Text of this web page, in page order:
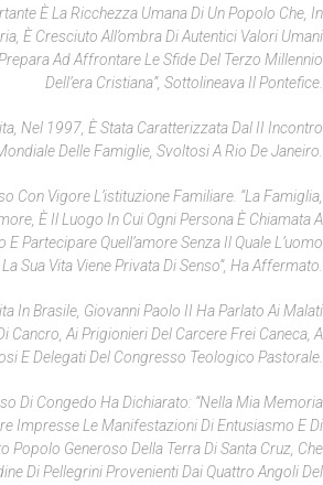
È La Ricchezza Umana Di Un Popolo Che, In
È Cresciuto All’ombra Di Autentici Valori Umani
Ad Affrontare Le Sfide Del Terzo Millennio
Dell’era Cristiana”, Sottolineava Il Pontefice.
Nel 1997, È Stata Caratterizzata Dal II Incontro
Delle Famiglie, Svoltosi A Rio De Janeiro.
Con Vigore L’istituzione Familiare. “La Famiglia,
È Il Luogo In Cui Ogni Persona È Chiamata A
Partecipare Quell’amore Senza Il Quale L’uomo
Sua Vita Viene Privata Di Senso”, Ha Affermato.
In Brasile, Giovanni Paolo II Ha Parlato Ai Malati
Cancro, Ai Prigionieri Del Carcere Frei Caneca, A
E Delegati Del Congresso Teologico Pastorale.
Di Congedo Ha Dichiarato: “Nella Mia Memoria
Impresse Le Manifestazioni Di Entusiasmo E Di
Popolo Generoso Della Terra Di Santa Cruz, Che
Di Pellegrini Provenienti Dai Quattro Angoli Del